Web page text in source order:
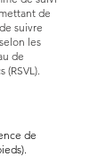
de
suivre
les
de
de